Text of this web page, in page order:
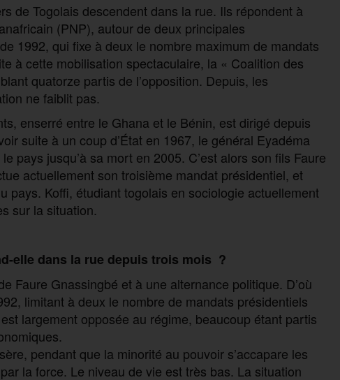
de Togolais descendent dans la rue. Ils répondent à
(PNP), autour de deux principales
1992, qui fixe à deux le nombre maximum de mandats
à cette mobilisation spectaculaire, la « Coalition des
quatorze partis de l’opposition. Depuis, les
ne faiblit pas.
enserré entre le Ghana et le Bénin, est dirigé depuis
suite à un coup d’État en 1967, le général Eyadéma
pays jusqu’à sa mort en 2005. C’est alors son fils Faure
actuellement son troisième mandat présidentiel, et
pays. Koffi, étudiant togolais en sociologie actuellement
sur la situation.
elle dans la rue depuis trois mois ?
Faure Gnassingbé et à une alternance politique. D’où
limitant à deux le nombre de mandats présidentiels
largement opposée au régime, beaucoup étant partis
pendant que la minorité au pouvoir s’accapare les
la force. Le niveau de vie est très bas. La situation